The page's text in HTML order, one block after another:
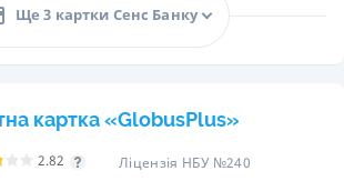
Ще 3 картки Сенс Банку
картка «GlobusPlus»
2.82 Ліцензія НБУ №240